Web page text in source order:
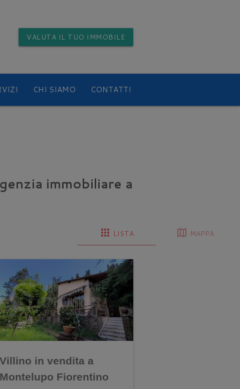
VALUTA IL TUO IMMOBILE
CHI SIAMO CONTATTI
immobiliare a
apps LISTA map MAPPA
Villino in vendita a
Montelupo Fiorentino